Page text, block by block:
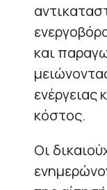
και
ενέργειας
κόστος.
Οι